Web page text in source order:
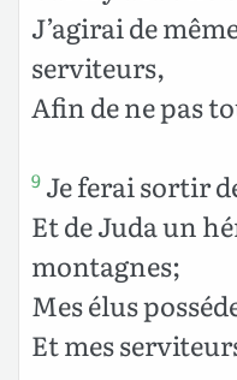
J’agirai de
serviteurs,
Afin de ne pas
9 Je ferai sortir
Et de Juda un
montagnes;
Mes élus
Et mes